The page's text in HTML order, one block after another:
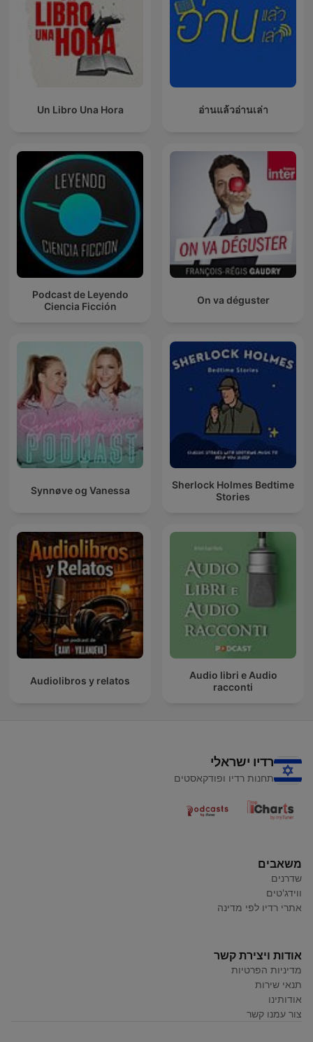
อ่านแล้วอ่านเล่า
Un Libro Una Hora
On va déguster
Podcast de Leyendo
Ciencia Ficción
Sherlock Holmes Bedtime
Stories
Synnøve og Vanessa
Audio libri e Audio
racconti
Audiolibros y relatos
רדיו ישראלי
תחנות רדיו ופודקאסטים
משאבים
שדרנים
ווידג'טים
אתרי רדיו לפי מדינה
אודות ויצירת קשר
מדיניות הפרטיות
תנאי שירות
אודותינו
צור עמנו קשר